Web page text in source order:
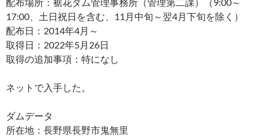
17:00、土日祝日を含む、11月中旬～翌4月下旬を除く）
配布日：2014年4月～
取得日：2022年5月26日
取得の追加事項：特になし
ネットで入手した。
ダムデータ
所在地：長野県長野市鬼無里